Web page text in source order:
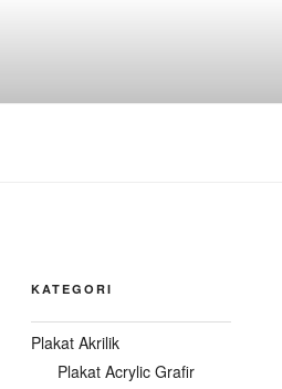
KATEGORI
Plakat Akrilik
Plakat Acrylic Grafir